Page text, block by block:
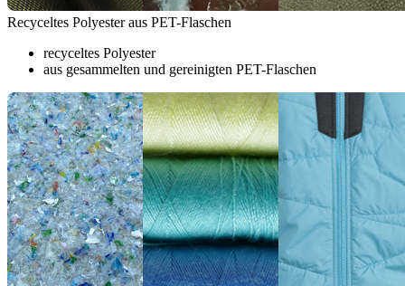
Recyceltes Polyester aus PET-Flaschen
recyceltes Polyester
aus gesammelten und gereinigten PET-Flaschen